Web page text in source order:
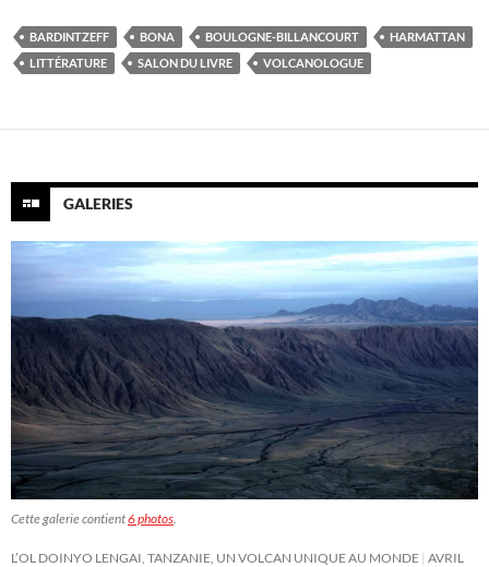
BARDINTZEFF BONA BOULOGNE-BILLANCOURT
HARMATTAN
LITTÉRATURE
SALON DU LIVRE VOLCANOLOGUE
GALERIES
Cette galerie contient6 photos
L’OL DOINYO LENGAI, TANZANIE, UN VOLCAN UNIQUE AU MONDE AVRIL